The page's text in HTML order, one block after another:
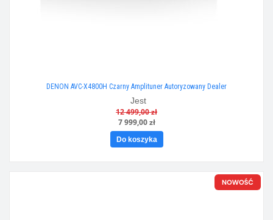
DENON AVC-X4800H Czarny Amplituner Autoryzowany Dealer
Jest
12 499,00 zł
7 999,00 zł
Do koszyka